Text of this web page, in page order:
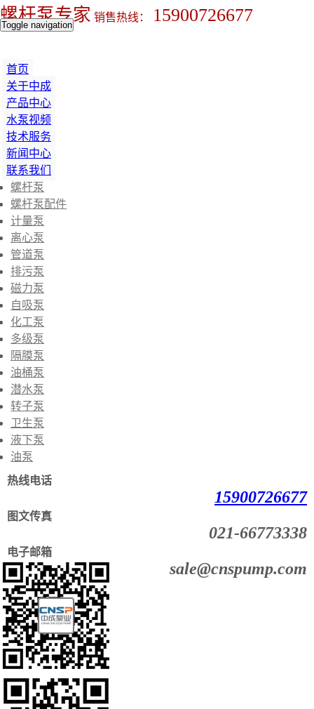
螺杆泵专家 销售热线： 15900726677
Toggle navigation
首页
关于中成
产品中心
水泵视频
技术服务
新闻中心
联系我们
螺杆泵
螺杆泵配件
计量泵
离心泵
管道泵
排污泵
磁力泵
自吸泵
化工泵
多级泵
隔膜泵
油桶泵
潜水泵
转子泵
卫生泵
液下泵
油泵
热线电话
15900726677
图文传真
021-66773338
电子邮箱
sale@cnspump.com